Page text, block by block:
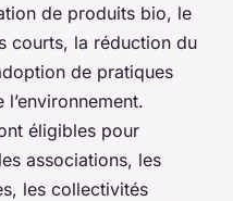
de produits bio, le
courts, la réduction du
de pratiques
éligibles pour
associations, les
les collectivités